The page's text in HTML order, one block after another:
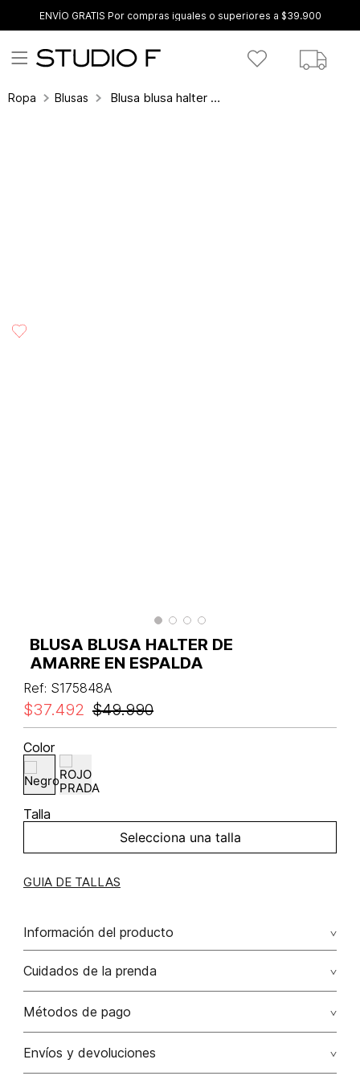
ENVÍO GRATIS Por compras iguales o superiores a $39.900
Ropa Blusas Blusa blusa halter de amarre en espalda
BLUSA BLUSA HALTER DE
AMARRE EN ESPALDA
Ref: S175848A
$49.990
$37.492
Color
Talla
Selecciona una talla
GUIA DE TALLAS
Información del producto
Blusa blusa halter de amarre en espalda 58.00%
viscosa/viscose42.00% rayón/rayon
Cuidados de la prenda
Lavar a mano por separado / no dejar en remojo / no
No usar lejia
Métodos de pago
Tarjetas de crédito: Visa, Dinners, Master Card y American
Envíos y devoluciones